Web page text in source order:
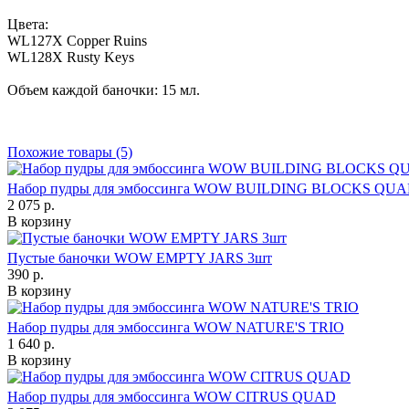
Цвета:
WL127X Copper Ruins
WL128X Rusty Keys
Объем каждой баночки: 15 мл.
Похожие товары (5)
Набор пудры для эмбоссинга WOW BUILDING BLOCKS
2 075 р.
В корзину
Пустые баночки WOW EMPTY JARS 3шт
390 р.
В корзину
Набор пудры для эмбоссинга WOW NATURE'S TRIO
1 640 р.
В корзину
Набор пудры для эмбоссинга WOW CITRUS QUAD